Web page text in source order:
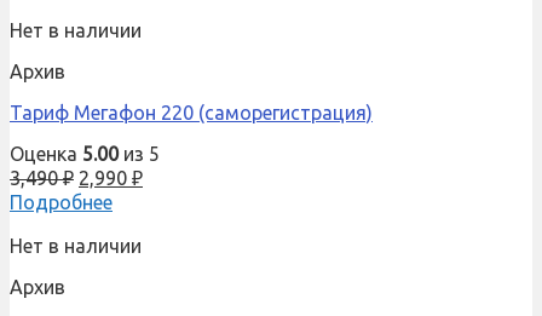
Нет в наличии
Архив
Тариф Мегафон 220 (саморегистрация)
Оценка 5.00из 5
3,490₽ 2,990 ₽
Подробнее
Нет в наличии
Архив